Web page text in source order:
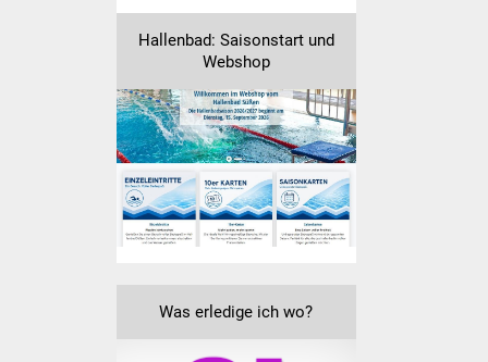
Bauen in Süßen
Wohnimmobilien +
Baugrundstücke
Wirtschaft
Haushalt & Infos
Hallenbad: Saisonstart und
Webshop
Was erledige ich wo?